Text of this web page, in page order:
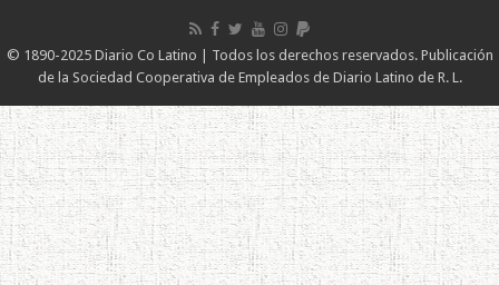
© 1890-2025 Diario Co Latino | Todos los derechos reservados. Publicación
de la Sociedad Cooperativa de Empleados de Diario Latino de R. L.